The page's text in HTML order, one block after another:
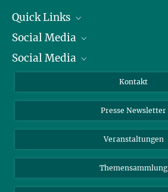
Quick Links
Präsident
Zahlen und Fakten
Meldestelle Fehlverhalten
Social Media
Bluesky
TikTok
Social Media
Instagram
YouTube
Kontakt
Presse Newsletter
Veranstaltungen
Themensammlung